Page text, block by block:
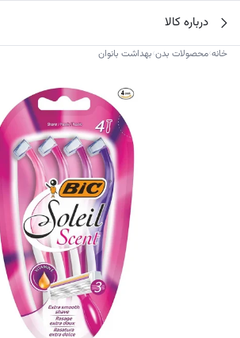
محتوا
جستجو در
درباره کالا
خانه›محصولات بدن›بهداشت بانوان